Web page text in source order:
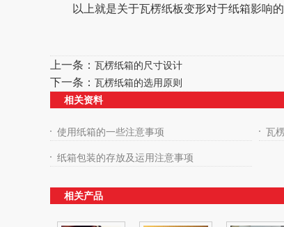
以上就是关于瓦楞纸板变形对于纸箱影响的
上一条： 瓦楞纸箱的尺寸设计
下一条： 瓦楞纸箱的选用原则
相关资料
使用纸箱的一些注意事项 瓦
纸箱包装的存放及运用注意事项
相关产品